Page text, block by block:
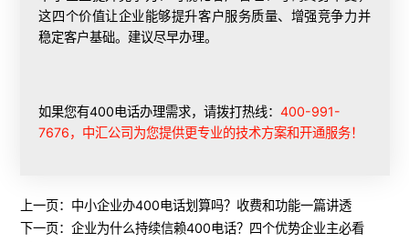
这四个价值让企业能够提升客户服务质量、增强竞争力并
稳定客户基础。建议尽早办理。
如果您有400电话办理需求，请拨打热线：400-991-
7676，中汇公司为您提供更专业的技术方案和开通服务！
上一页： 中小企业办400电话划算吗？收费和功能一篇讲透
下一页： 企业为什么持续信赖400电话？四个优势企业主必看